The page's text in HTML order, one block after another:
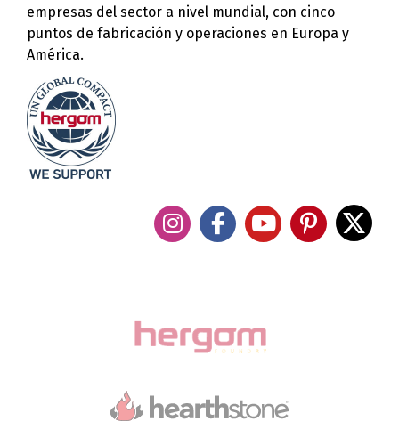
empresas del sector a nivel mundial, con cinco
puntos de fabricación y operaciones en Europa y
América.